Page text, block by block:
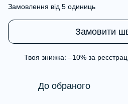
Замовлення від 5 одиниць
Замовити
Твоя знижка: –10% за
До обраного